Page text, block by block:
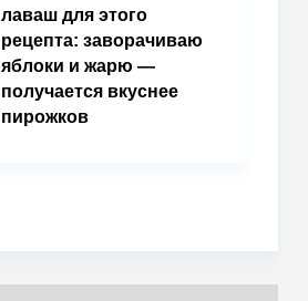
лаваш для этого
рецепта: заворачиваю
яблоки и жарю —
получается вкуснее
пирожков